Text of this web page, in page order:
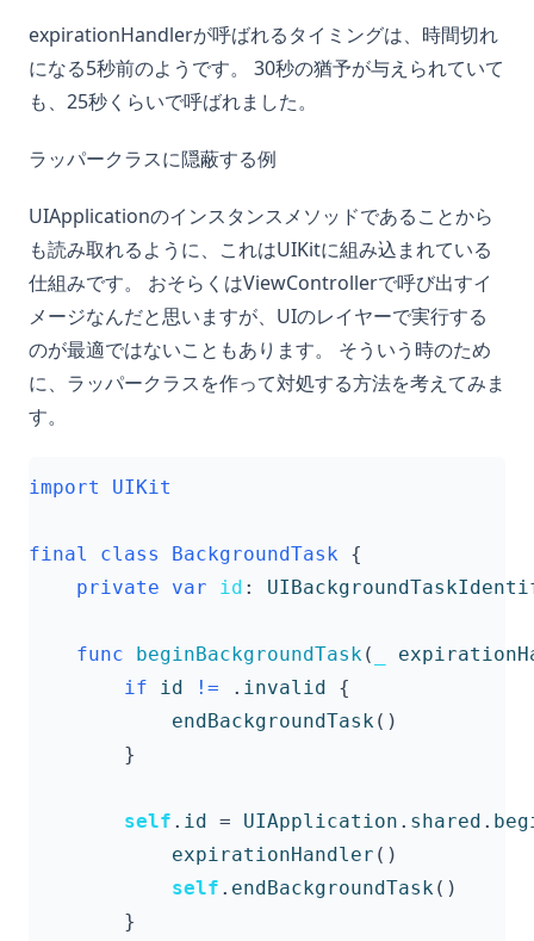
expirationHandlerが呼ばれるタイミングは、時間切れ
になる5秒前のようです。 30秒の猶予が与えられていて
も、25秒くらいで呼ばれました。
ラッパークラスに隠蔽する例
UIApplicationのインスタンスメソッドであることから
も読み取れるように、これはUIKitに組み込まれている
仕組みです。 おそらくはViewControllerで呼び出すイ
メージなんだと思いますが、UIのレイヤーで実行する
のが最適ではないこともあります。 そういう時のため
に、ラッパークラスを作って対処する方法を考えてみま
す。
import UIKit
final class BackgroundTask
{
private
var id :
func beginBackgroundTask(
if
id != . invalid
{
endBackgroundTask()
}
self . id = UIApplication . shared .
expirationHandler ()
self . endBackgroundTask()
}